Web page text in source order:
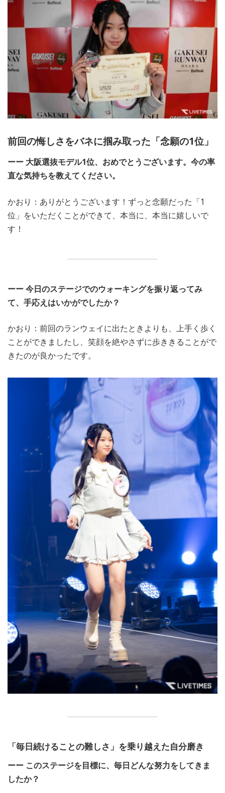
前回の悔しさをバネに掴み取った「念願の1位」
ーー 大阪選抜モデル1位、おめでとうございます。今の率
直な気持ちを教えてください。
かおり：ありがとうございます！ずっと念願だった「1
位」をいただくことができて、本当に、本当に嬉しいで
す！
ーー 今日のステージでのウォーキングを振り返ってみ
て、手応えはいかがでしたか？
かおり：前回のランウェイに出たときよりも、上手く歩く
ことができましたし、笑顔を絶やさずに歩ききることがで
きたのが良かったです。
「毎日続けることの難しさ」を乗り越えた自分磨き
ーー このステージを目標に、毎日どんな努力をしてきま
したか？